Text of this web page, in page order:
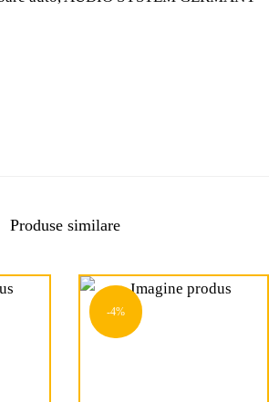
Produse similare
-4%